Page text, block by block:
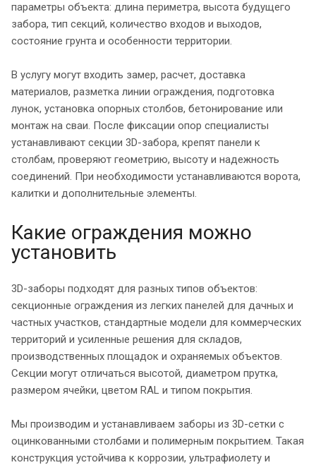
параметры объекта: длина периметра, высота будущего
забора, тип секций, количество входов и выходов,
состояние грунта и особенности территории.
В услугу могут входить замер, расчет, доставка
материалов, разметка линии ограждения, подготовка
лунок, установка опорных столбов, бетонирование или
монтаж на сваи. После фиксации опор специалисты
устанавливают секции 3D-забора, крепят панели к
столбам, проверяют геометрию, высоту и надежность
соединений. При необходимости устанавливаются ворота,
калитки и дополнительные элементы.
Какие ограждения можно
установить
3D-заборы подходят для разных типов объектов:
секционные ограждения из легких панелей для дачных и
частных участков, стандартные модели для коммерческих
территорий и усиленные решения для складов,
производственных площадок и охраняемых объектов.
Секции могут отличаться высотой, диаметром прутка,
размером ячейки, цветом RAL и типом покрытия.
Мы производим и устанавливаем заборы из 3D-сетки с
оцинкованными столбами и полимерным покрытием. Такая
конструкция устойчива к коррозии, ультрафиолету и